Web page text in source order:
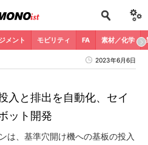
メント モビリティ FA 素材／化学
2023年6月6日
入と排出を自動化、セイ
ット開発
は、基準穴開け機への基板の投入